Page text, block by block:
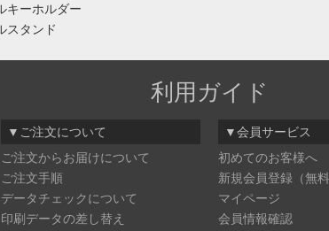
キーホルダー
スタンド
利用ガイド
▼ご注文について
ご注文からお届けについて
ご注文手順
データチェックについて
印刷データの差し替え
▼会員サービス
初めてのお客様へ
新規会員登録（無料
マイページ
会員情報確認